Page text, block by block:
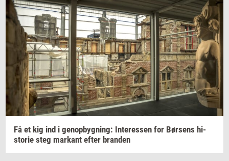
Få et kig ind i genop­byg­ning: In­ter­es­sen for Bør­sens hi­
sto­rie steg mar­kant efter bran­den